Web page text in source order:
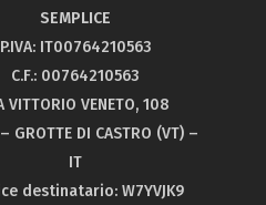
SEMPLICE
P.IVA: IT00764210563
C.F.: 00764210563
VITTORIO VENETO, 108
GROTTE DI CASTRO (VT) –
IT
destinatario: W7YVJK9